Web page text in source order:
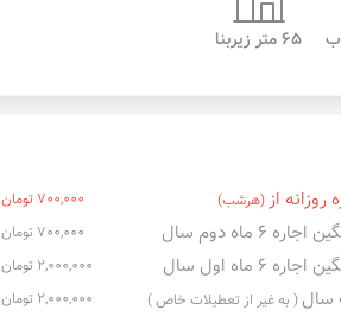
65 متر زیربنا
روزانه از(هرشب) 700,000 تومان
۶ ماه دوم سال 700,000 تومان
۶ ماه اول سال 2,000,000 تومان
سال ( به غیر از تعطیلات خاص ) 2,000,000 تومان